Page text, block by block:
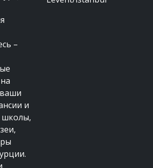
–
ваши
и
школы,